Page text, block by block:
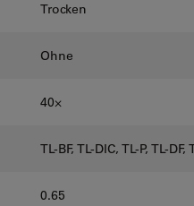
Trocken
Ohne
40⨉
TL-BF, TL-DIC, TL-P, TL-
0.65